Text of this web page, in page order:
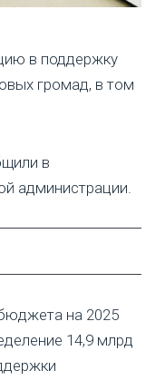
в поддержку
громад, в том
в
администрации.
на 2025
14,9 млрд